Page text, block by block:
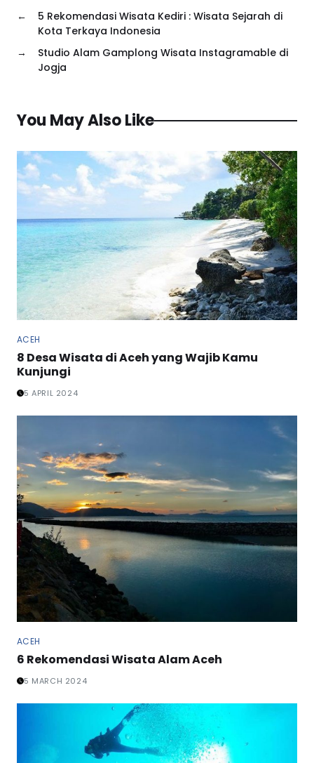
←
5 Rekomendasi Wisata Kediri : Wisata Sejarah di
Kota Terkaya Indonesia
→
Studio Alam Gamplong Wisata Instagramable di
Jogja
You May Also Like
ACEH
8 Desa Wisata di Aceh yang Wajib Kamu
Kunjungi
5 APRIL 2024
ACEH
6 Rekomendasi Wisata Alam Aceh
5 MARCH 2024